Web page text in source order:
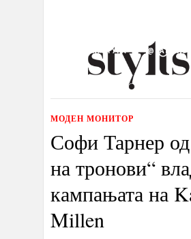
КУЛТУРА @РАБОТА
ИЗЛОГ
МОДЕН МОНИТОР
Софи Тарнер
на тронови“
кампањата на
Millen